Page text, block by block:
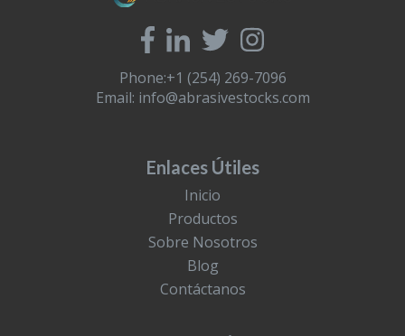
Phone:+1 (254) 269-7096
Email: info@abrasivestocks.com
Enlaces Útiles
Inicio
Productos
Sobre Nosotros
Blog
Contáctanos